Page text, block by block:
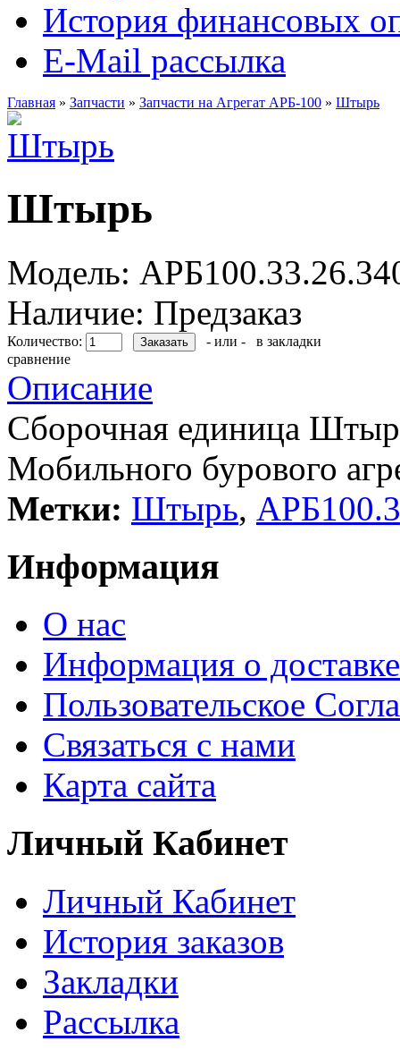
История финансовых
E-Mail рассылка
Главная » Запчасти » Запчасти на Агрегат АРБ-100 » Штырь
Штырь
Модель:
Наличие: Предзаказ
Количество: - или -
в закладки
сравнение
Описание
Сборочная единица
Мобильного бурового
Метки: Штырь,
Информация
О нас
Информация о доставке
Пользовательское
Связаться с нами
Карта сайта
Личный Кабинет
Личный Кабинет
История заказов
Закладки
Рассылка